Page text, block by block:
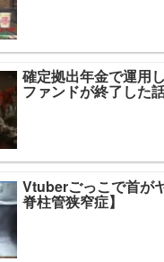
確定拠出年金で運用
ファンドが終了した
Vtuberごっこで首が
脊柱管狭窄症】